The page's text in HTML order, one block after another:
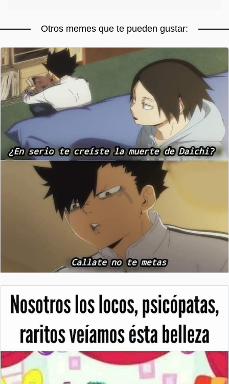
Otros memes que te pueden gustar: